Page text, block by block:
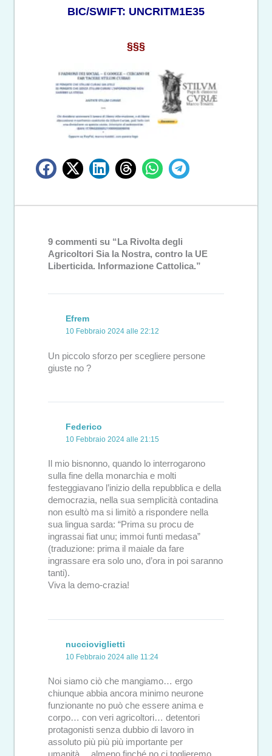
BIC/SWIFT: UNCRITM1E35
§§§
9 commenti su “La Rivolta degli
Agricoltori Sia la Nostra, contro la UE
Liberticida. Informazione Cattolica.”
Efrem
10 Febbraio 2024 alle 22:12
Un piccolo sforzo per scegliere persone
giuste no ?
Federico
10 Febbraio 2024 alle 21:15
Il mio bisnonno, quando lo interrogarono
sulla fine della monarchia e molti
festeggiavano l’inizio della repubblica e della
democrazia, nella sua semplicità contadina
non esultò ma si limitò a rispondere nella
sua lingua sarda: “Prima su procu de
ingrassai fiat unu; immoi funti medasa”
(traduzione: prima il maiale da fare
ingrassare era solo uno, d’ora in poi saranno
tanti).
Viva la demo-crazia!
nuccioviglietti
10 Febbraio 2024 alle 11:24
Noi siamo ciò che mangiamo… ergo
chiunque abbia ancora minimo neurone
funzionante no può che essere anima e
corpo… con veri agricoltori… detentori
protagonisti senza dubbio di lavoro in
assoluto più più più importante per